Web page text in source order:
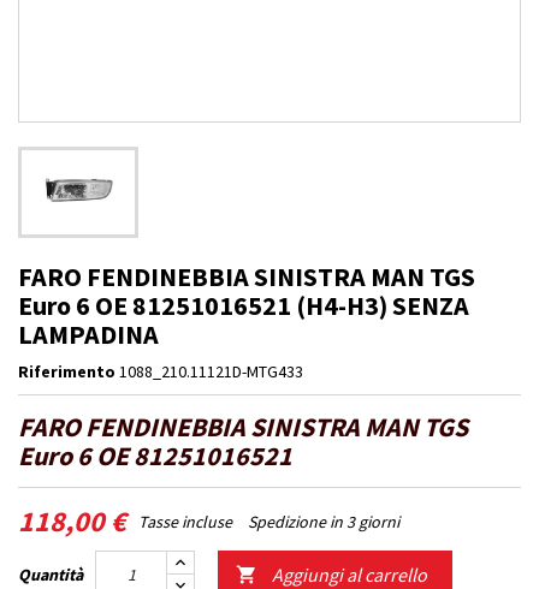
FARO FENDINEBBIA SINISTRA MAN TGS
Euro 6 OE 81251016521 (H4-H3) SENZA
LAMPADINA
Riferimento 1088_210.11121D-MTG433
FARO FENDINEBBIA SINISTRA MAN TGS
Euro 6 OE 81251016521
118,00 € Tasse incluse Spedizione in 3 giorni
Quantità  Aggiungi al carrello